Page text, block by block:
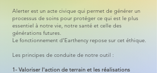
Alerter est un acte civique qui permet de générer un
processus de soins pour protéger ce qui est le plus
essentiel à notre vie, notre santé et celle des
générations futures.
Le fonctionnement d’Earthency repose sur cet éthique.
Les principes de conduite de notre outil :
1- Valoriser l'action de terrain et les réalisations